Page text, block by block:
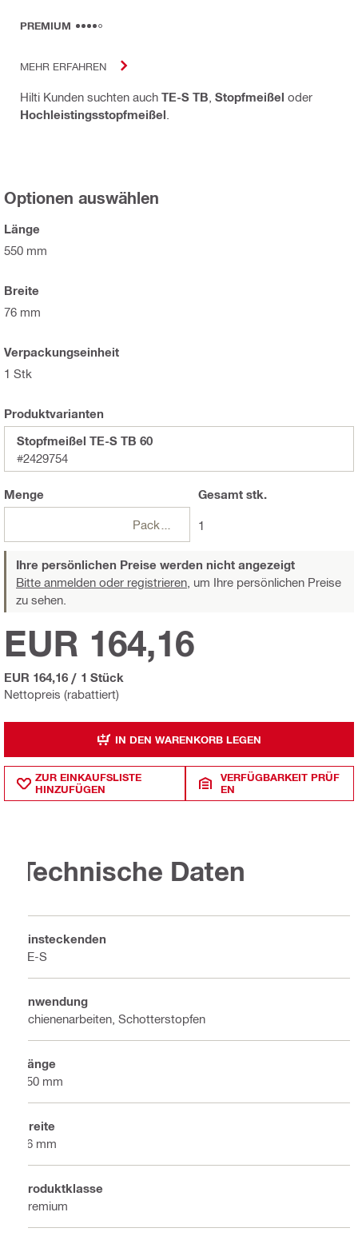
PREMIUM
MEHR ERFAHREN
Hilti Kunden suchten auch TE-S TB Stopfmeißel oder
Hochleistingsstopfmeißel
Optionen auswählen
Länge
550 mm
Breite
76 mm
Verpackungseinheit
1 Stk
Produktvarianten
Stopfmeißel TE-S TB 60
#2429754
Menge
Packungen
Gesamtstk.
1
Ihre persönlichen Preise werden nicht angezeigt
Bitte anmelden oder registrieren, um Ihre persönlichen Preise
zu sehen.
Nettopreis (rabattiert)
EUR 164,16
EUR 164,16 / 1 Stück
IN DEN WARENKORB LEGEN
ZUR EINKAUFSLISTE
HINZUFÜGEN
VERFÜGBARKEIT PRÜF
EN
Technische Daten
Einsteckenden
TE-S
Anwendung
Schienenarbeiten, Schotterstopfen
Länge
550 mm
Breite
76 mm
Produktklasse
Premium